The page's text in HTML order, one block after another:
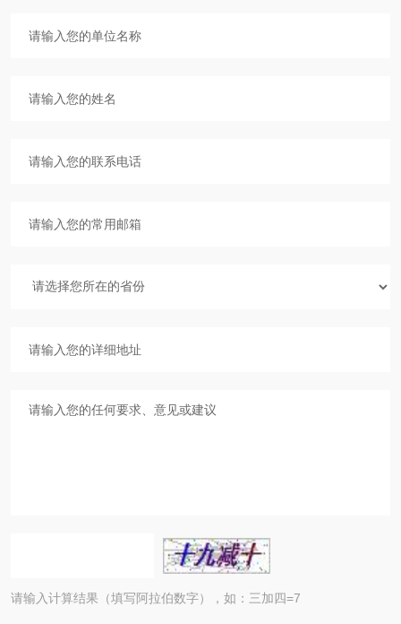
请输入计算结果（填写阿拉伯数字），如：三加四=7